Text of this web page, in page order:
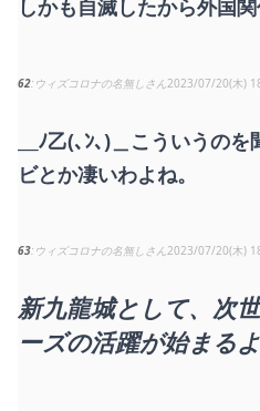
しかも自滅したから外国
62 ウィズコロナの名無しさん2023/07/20(木)
＿ﾉ乙(､ﾝ､)＿こういうの
ビとか凄いわよね。
63 ウィズコロナの名無しさん2023/07/20(木)
新九龍城として、次
ーズの活躍が始まるよ